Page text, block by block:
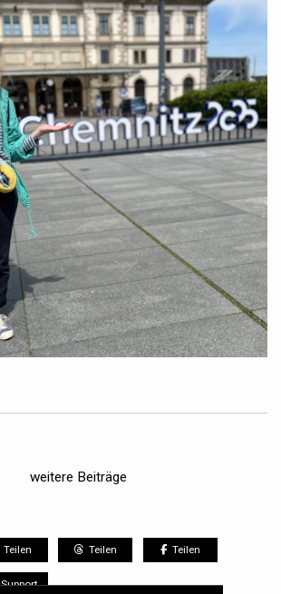
weitere Beiträge
Teilen Teilen Teilen
Support